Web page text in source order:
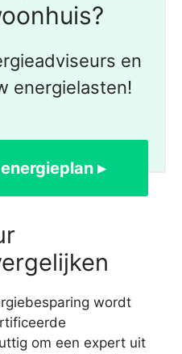
en
energielasten!
▸
wordt
om een expert uit